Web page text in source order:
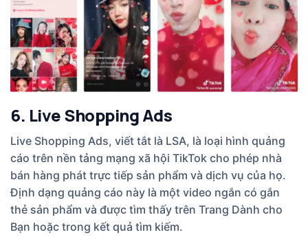
6. Live Shopping Ads
Live Shopping Ads, viết tắt là LSA, là loại hình quảng
cáo trên nền tảng mạng xã hội TikTok cho phép nhà
bán hàng phát trực tiếp sản phẩm và dịch vụ của họ.
Định dạng quảng cáo này là một video ngắn có gắn
thẻ sản phẩm và được tìm thấy trên Trang Dành cho
Bạn hoặc trong kết quả tìm kiếm.